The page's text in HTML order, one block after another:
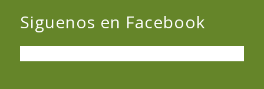
Siguenos en Facebook